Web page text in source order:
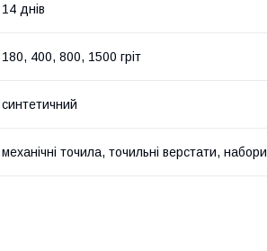
14 днів
180, 400, 800, 1500 гріт
синтетичний
механічні точила, точильні верстати, набори